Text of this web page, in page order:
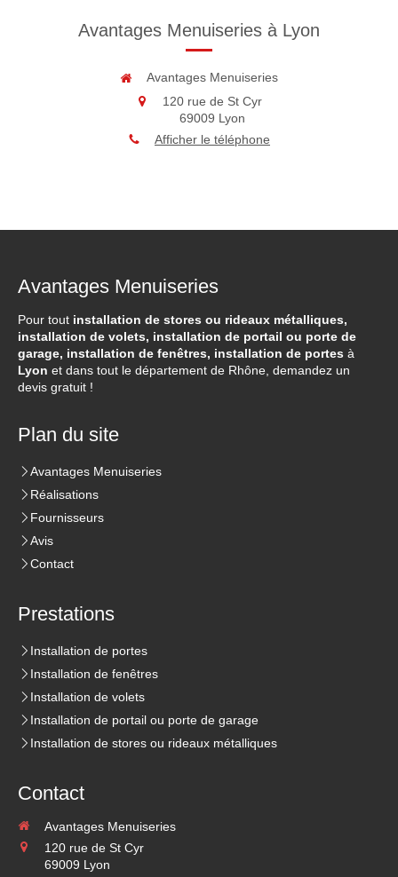
Avantages Menuiseries à Lyon
Avantages Menuiseries
120 rue de St Cyr
69009 Lyon
Afficher le téléphone
Avantages Menuiseries
Pour tout installation de stores ou rideaux métalliques,
installation de volets, installation de portail ou porte de
garage, installation de fenêtres, installation de portes à
Lyon et dans tout le département de Rhône, demandez un
devis gratuit !
Plan du site
Avantages Menuiseries
Réalisations
Fournisseurs
Avis
Contact
Prestations
Installation de portes
Installation de fenêtres
Installation de volets
Installation de portail ou porte de garage
Installation de stores ou rideaux métalliques
Contact
Avantages Menuiseries
120 rue de St Cyr
69009 Lyon